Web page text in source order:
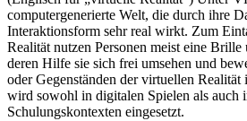
computergenerierte Welt, die durch ihre
Interaktionsform sehr real wirkt. Zum
Realität nutzen Personen meist eine
deren Hilfe sie sich frei umsehen und
oder Gegenständen der virtuellen
wird sowohl in digitalen Spielen als auch
Schulungskontexten eingesetzt.